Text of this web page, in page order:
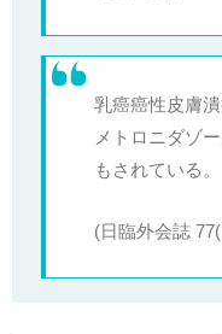
乳癌癌性皮膚
メトロニダゾ
もされている。
(日臨外会誌